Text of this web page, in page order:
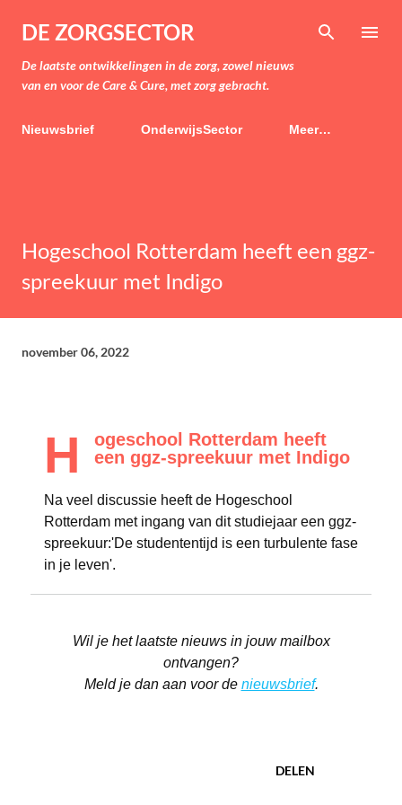
Doorgaan naar hoofdcontent
DE ZORGSECTOR
De laatste ontwikkelingen in de zorg, zowel nieuws
van en voor de Care & Cure, met zorg gebracht.
Nieuwsbrief OnderwijsSector Meer…
Hogeschool Rotterdam heeft een ggz-
spreekuur met Indigo
november 06, 2022
H
ogeschool Rotterdam heeft
een ggz-spreekuur met Indigo
Na veel discussie heeft de Hogeschool
Rotterdam met ingang van dit studiejaar een ggz-
spreekuur:'De studententijd is een turbulente fase
in je leven'.
Wil je het laatste nieuws in jouw mailbox
ontvangen?
Meld je dan aan voor de nieuwsbrief.
DELEN